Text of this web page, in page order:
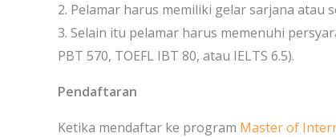
2. Pelamar harus memiliki gelar sarjana atau
3. Selain itu pelamar harus memenuhi
PBT 570, TOEFL IBT 80, atau IELTS 6.5).
Pendaftaran
Ketika mendaftar ke program Master of